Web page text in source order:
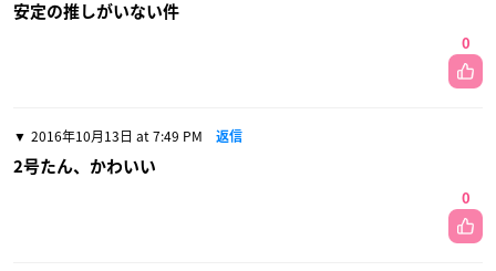
安定の推しがいない件
0
2016年10月13日 at 7:49 PM 返信
2号たん、かわいい
0